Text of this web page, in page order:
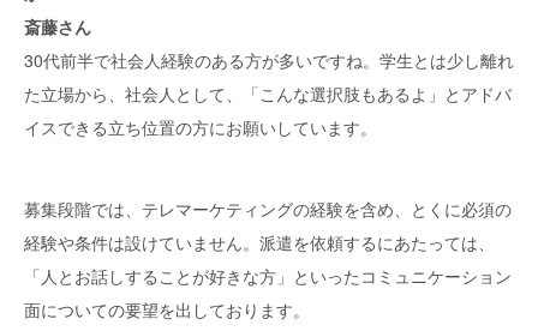
斎藤さん
30代前半で社会人経験のある方が多いですね。学生とは少し離れ
た立場から、社会人として、「こんな選択肢もあるよ」とアドバ
イスできる立ち位置の方にお願いしています。
募集段階では、テレマーケティングの経験を含め、とくに必須の
経験や条件は設けていません。派遣を依頼するにあたっては、
「人とお話しすることが好きな方」といったコミュニケーション
面についての要望を出しております。